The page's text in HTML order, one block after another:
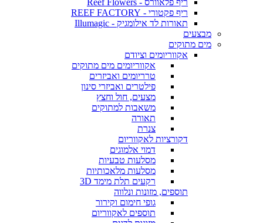
ריף פקטורי - REEF FACTORY
תאורות לד אילומגיק - Illumagic
מבצעים
מים מתוקים
אקווריומים וציודם
אקווריומים מים מתוקים
טרריומים ואביזרים
פילטרים ואביזרי סינון
מצעים, חול וחצץ
משאבות למתוקים
תאורה
צנרת
דקורציות לאקווריום
דמוי אלמוגים
מסלעות טבעיות
מסלעות מלאכותיות
רקעים תלת מימד 3D
תוספים, מזונות ונלווה
גופי חימום וקירור
תוספים לאקווריום